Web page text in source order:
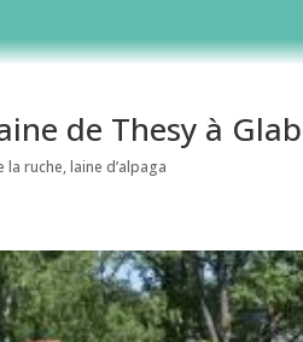
de Thesy à
la ruche, laine d’alpaga